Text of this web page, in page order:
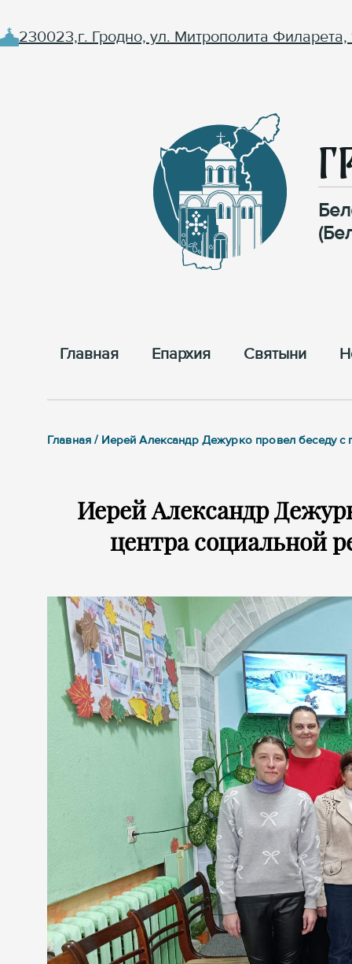
230023,г. Гродно, ул. Митрополита Филарета,
Главная Епархия Cвятыни
Главная / Иерей Александр Дежурко провел беседу с
Иерей Александр
центра социальной